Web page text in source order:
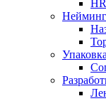
Нейминг
Упаковка